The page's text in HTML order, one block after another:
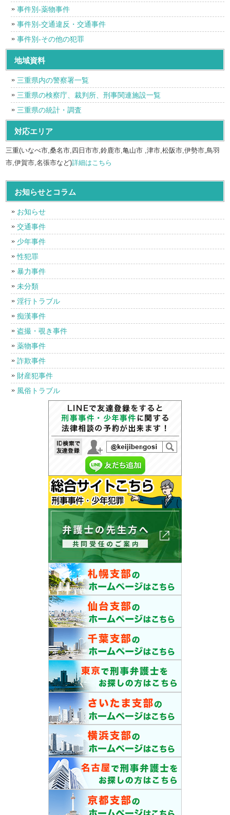
事件別-薬物事件
事件別-交通違反・交通事件
事件別-その他の犯罪
地域資料
三重県内の警察署一覧
三重県の検察庁、裁判所、刑事関連施設一覧
三重県の統計・調査
対応エリア
三重(いなべ市,桑名市,四日市市,鈴鹿市,亀山市 ,津市,松阪市,伊勢市,鳥羽
市,伊賀市,名張市など)詳細はこちら
お知らせとコラム
お知らせ
交通事件
少年事件
性犯罪
暴力事件
未分類
淫行トラブル
痴漢事件
盗撮・覗き事件
薬物事件
詐欺事件
財産犯事件
風俗トラブル